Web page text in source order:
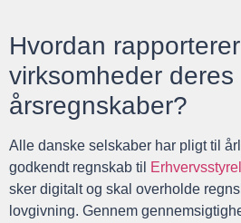
Hvordan
virksomheder deres
årsregnskaber?
Alle danske selskaber har pligt til
godkendt regnskab til
sker digitalt og skal overholde
lovgivning. Gennem